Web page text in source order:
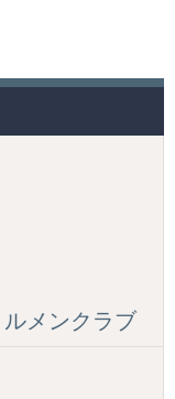
ルメンクラブ